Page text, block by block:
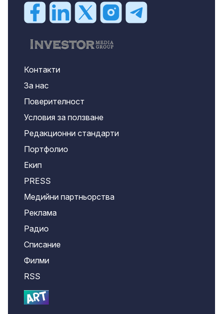
Контакти
За нас
Поверителност
Условия за ползване
Редакционни стандарти
Портфолио
Екип
PRESS
Медийни партньорства
Реклама
Радио
Списание
Филми
RSS